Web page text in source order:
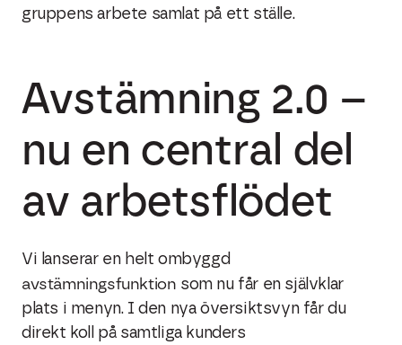
gruppens arbete samlat på ett ställe.
Avstämning 2.0 –
nu en central del
av arbetsflödet
Vi lanserar en helt ombyggd
avstämningsfunktion som nu får en självklar
plats i menyn. I den nya översiktsvyn får du
direkt koll på samtliga kunders